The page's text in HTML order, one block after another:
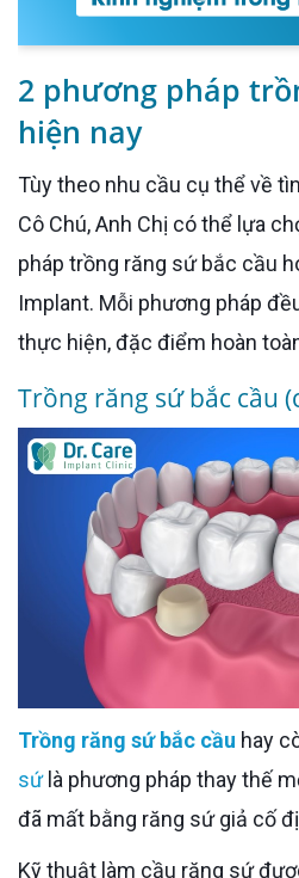
2 phương pháp
hiện nay
Tùy theo nhu cầu cụ thể về tình trạng răng miệng mà
Cô Chú, Anh Chị có thể lựa
pháp trồng răng sứ bắc cầu
Implant. Mỗi phương pháp
thực hiện, đặc điểm hoàn
Trồng răng sứ bắc cầu
Trồng răng sứ bắc cầu hay
sứlà phương pháp thay thế
đã mất bằng răng sứ giả cố
Kỹ thuật làm cầu răng sứ được thực hiện bằng cách